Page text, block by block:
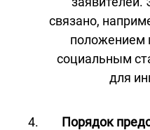
связано,
положением
социальным
для
Порядок